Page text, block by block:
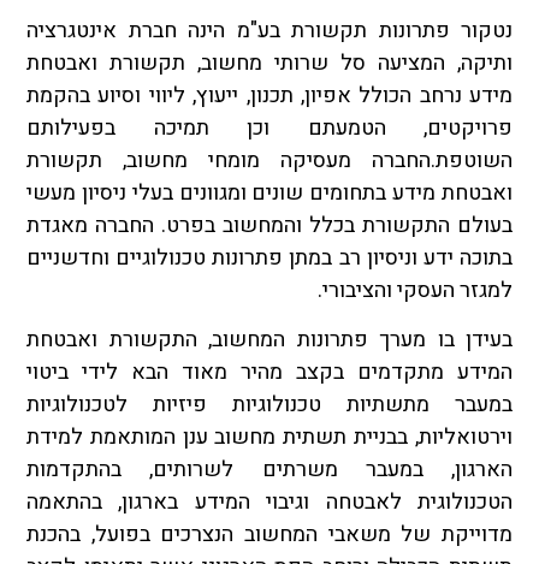
נטקור פתרונות תקשורת בע"מ הינה חברת אינטגרציה
ותיקה, המציעה סל שרותי מחשוב, תקשורת ואבטחת
מידע נרחב הכולל אפיון, תכנון, ייעוץ, ליווי וסיוע בהקמת
פרויקטים, הטמעתם וכן תמיכה בפעילותם
השוטפת.החברה מעסיקה מומחי מחשוב, תקשורת
ואבטחת מידע בתחומים שונים ומגוונים בעלי ניסיון מעשי
בעולם התקשורת בכלל והמחשוב בפרט. החברה מאגדת
בתוכה ידע וניסיון רב במתן פתרונות טכנולוגיים וחדשניים
למגזר העסקי והציבורי.
בעידן בו מערך פתרונות המחשוב, התקשורת ואבטחת
המידע מתקדמים בקצב מהיר מאוד הבא לידי ביטוי
במעבר מתשתיות טכנולוגיות פיזיות לטכנולוגיות
וירטואליות, בבניית תשתית מחשוב ענן המותאמת למידת
הארגון, במעבר משרתים לשרותים, בהתקדמות
הטכנולוגית לאבטחה וגיבוי המידע בארגון, בהתאמה
מדוייקת של משאבי המחשוב הנצרכים בפועל, בהכנת